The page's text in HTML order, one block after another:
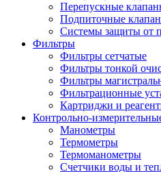
Перепускные
Подпиточные
Системы защиты от
Фильтры
Фильтры сетчатые
Фильтры тонкой
Фильтры
Фильтрационные
Картриджи и
Контрольно-
Манометры
Термометры
Термоманометры
Счетчики воды и